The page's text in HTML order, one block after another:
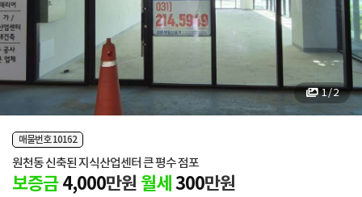
1 / 2
매물번호 10162
원천동 신축된 지식산업센터 큰 평수 점포
보증금 4,000만원월세 300만원